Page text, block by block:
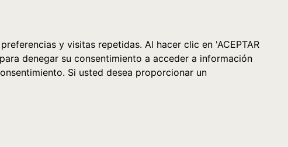
y visitas repetidas. Al hacer clic en 'ACEPTAR
denegar su consentimiento a acceder a información
Si usted desea proporcionar un